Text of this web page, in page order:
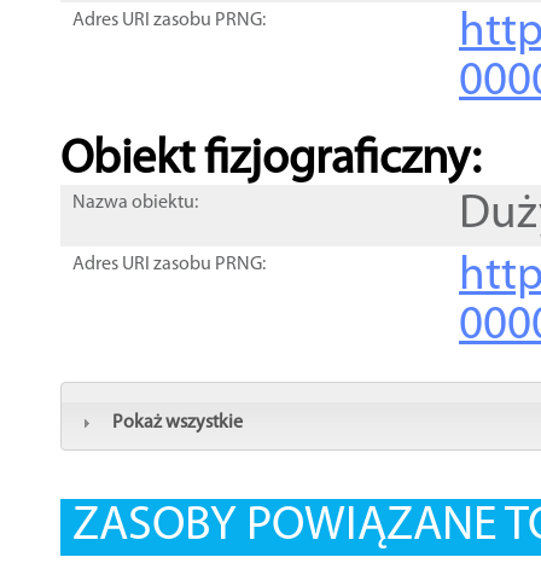
Adres URI zasobu PRNG:
Obiekt fizjograficzny:
Nazwa obiektu:
Adres URI zasobu PRNG:
Pokaż wszystkie
ZASOBY POWIĄZANE